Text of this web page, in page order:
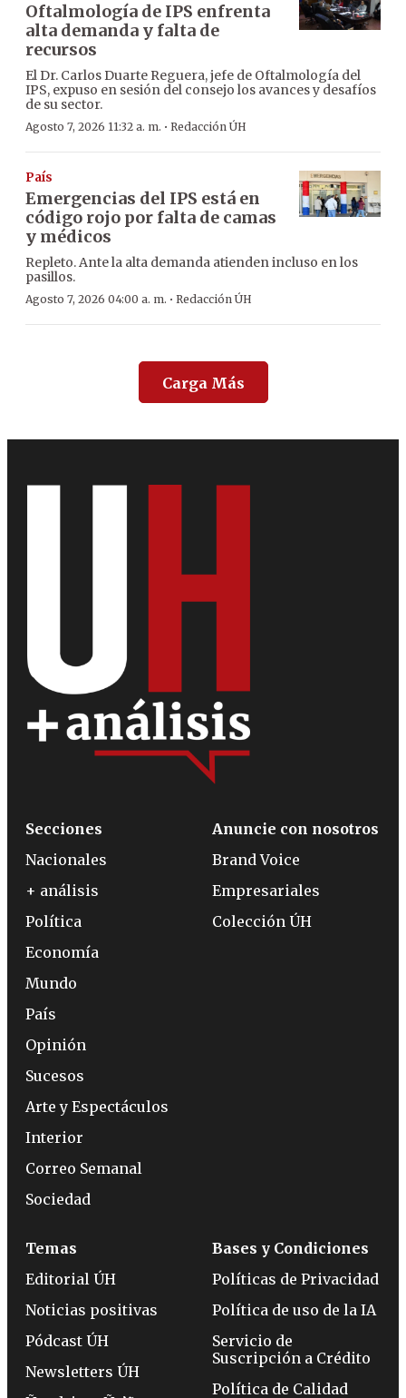
Oftalmología de IPS enfrenta
alta demanda y falta de
recursos
El Dr. Carlos Duarte Reguera, jefe de Oftalmología del
IPS, expuso en sesión del consejo los avances y desafíos
de su sector.
Agosto 7, 2026 11:32 a. m. · Redacción ÚH
País
Emergencias del IPS está en
código rojo por falta de camas
y médicos
Repleto. Ante la alta demanda atienden incluso en los
pasillos.
Agosto 7, 2026 04:00 a. m. · Redacción ÚH
Carga Más
Secciones
Nacionales
+ análisis
Política
Economía
Mundo
País
Opinión
Sucesos
Arte y Espectáculos
Interior
Correo Semanal
Sociedad
Anuncie con nosotros
Brand Voice
Empresariales
Colección ÚH
Temas
Editorial ÚH
Noticias positivas
Pódcast ÚH
Newsletters ÚH
Bases y Condiciones
Políticas de Privacidad
Política de uso de la IA
Servicio de
Suscripción a Crédito
Política de Calidad